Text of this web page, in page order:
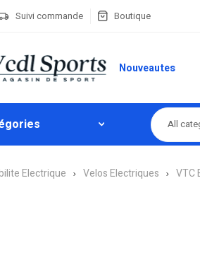
Suivi commande Boutique
Nouveautes
All
Electrique Velos Electriques VTC